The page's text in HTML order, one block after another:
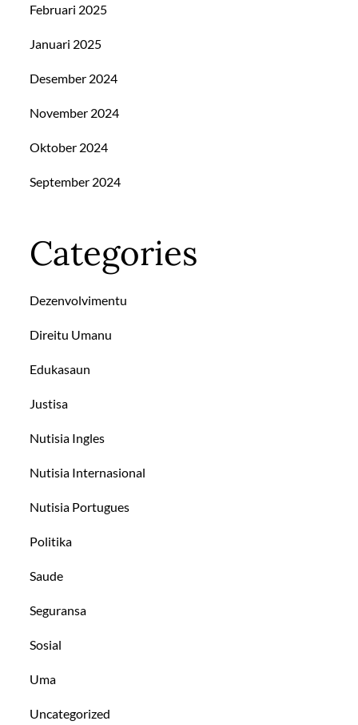
Februari 2025
Januari 2025
Desember 2024
November 2024
Oktober 2024
September 2024
Categories
Dezenvolvimentu
Direitu Umanu
Edukasaun
Justisa
Nutisia Ingles
Nutisia Internasional
Nutisia Portugues
Politika
Saude
Seguransa
Sosial
Uma
Uncategorized